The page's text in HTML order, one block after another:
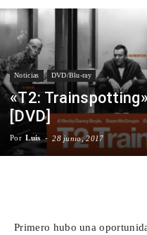
Noticias DVD/Blu-ray
«T2:
[DVD]
Por Luis - 28 junio, 2017
Primero hubo una